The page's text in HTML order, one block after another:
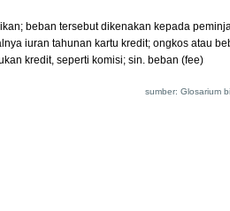
beban tersebut dikenakan kepada
iuran tahunan kartu kredit; ongkos atau
kredit, seperti komisi; sin. beban (fee)
sumber: Glosarium